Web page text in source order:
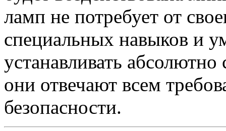
ламп не потребует от
специальных навыков и
устанавливать
они отвечают всем
безопасности.